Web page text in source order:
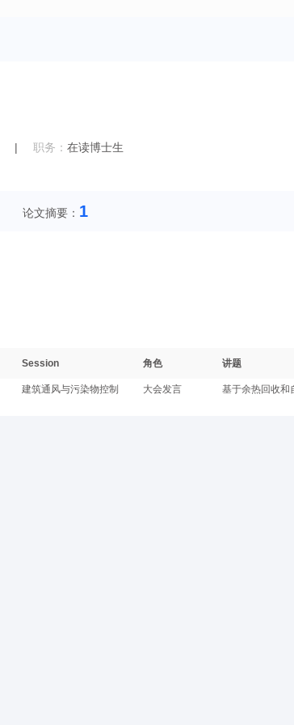
| 职务： 在读博士生
论文摘要： 1
Session 角色 讲题
建筑通风与污染物控制 大会发言 基于余热回收和